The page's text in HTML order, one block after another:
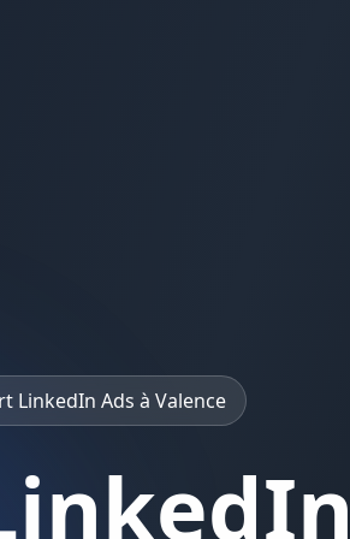
LinkedIn Ads à Valence